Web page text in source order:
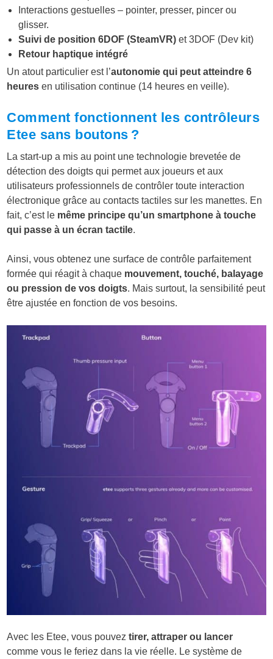
Interactions gestuelles – pointer, presser, pincer ou
glisser.
Suivi de position 6DOF (SteamVR) et 3DOF (Dev kit)
Retour haptique intégré
Un atout particulier est l’autonomie qui peut atteindre 6
heures en utilisation continue (14 heures en veille).
Comment fonctionnent les contrôleurs
Etee sans boutons ?
La start-up a mis au point une technologie brevetée de
détection des doigts qui permet aux joueurs et aux
utilisateurs professionnels de contrôler toute interaction
électronique grâce au contacts tactiles sur les manettes. En
fait, c’est le même principe qu’un smartphone à touche
qui passe à un écran tactile.
Ainsi, vous obtenez une surface de contrôle parfaitement
formée qui réagit à chaque mouvement, touché, balayage
ou pression de vos doigts. Mais surtout, la sensibilité peut
être ajustée en fonction de vos besoins.
Avec les Etee, vous pouveztirer, attraper ou lancer
comme vous le feriez dans la vie réelle. Le système de